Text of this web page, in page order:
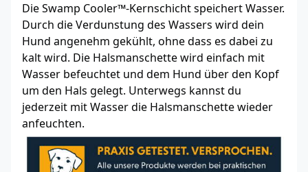
Die Swamp Cooler™-Kernschicht speichert Wasser.
Durch die Verdunstung des Wassers wird dein
Hund angenehm gekühlt, ohne dass es dabei zu
kalt wird. Die Halsmanschette wird einfach mit
Wasser befeuchtet und dem Hund über den Kopf
um den Hals gelegt. Unterwegs kannst du
jederzeit mit Wasser die Halsmanschette wieder
anfeuchten.